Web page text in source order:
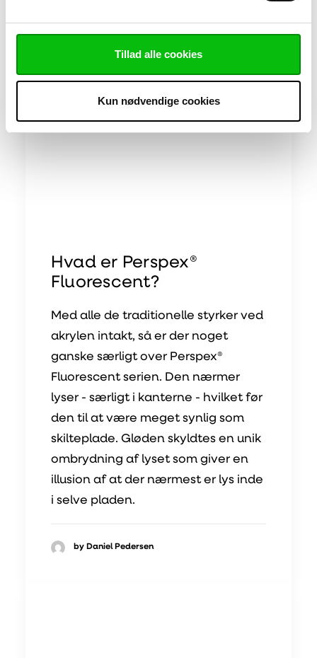
Tillad alle cookies
Kun nødvendige cookies
Hvad er Perspex®
Fluorescent?
Med alle de traditionelle styrker ved
akrylen intakt, så er der noget
ganske særligt over Perspex®
Fluorescent serien. Den nærmer
lyser - særligt i kanterne - hvilket før
den til at være meget synlig som
skilteplade. Gløden skyldtes en unik
ombrydning af lyset som giver en
illusion af at der nærmest er lys inde
i selve pladen.
by Daniel Pedersen